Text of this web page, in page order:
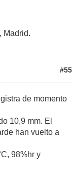
Madrid.
#55
de momento
10,9 mm. El
han vuelto a
98%hr y